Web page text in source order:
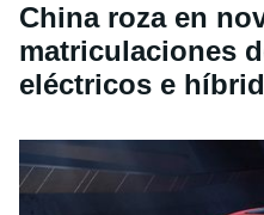
China roza en
matriculaciones
eléctricos e